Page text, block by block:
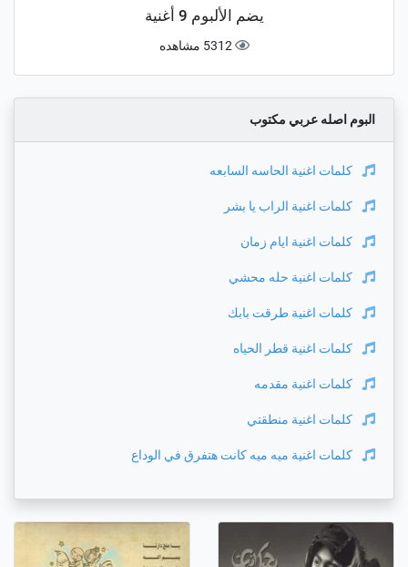
يضم الألبوم 9 أغنية
5312 مشاهده
البوم اصله عربي مكتوب
كلمات اغنية الحاسه السابعه
كلمات اغنية الراب يا بشر
كلمات اغنية ايام زمان
كلمات اغنية حله محشي
كلمات اغنية طرقت بابك
كلمات اغنية قطر الحياه
كلمات اغنية مقدمه
كلمات اغنية منطقتي
كلمات اغنية ميه ميه كانت هتفرق في الوداع